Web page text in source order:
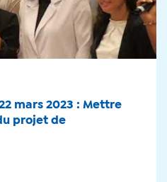
mars 2023 : Mettre
projet de